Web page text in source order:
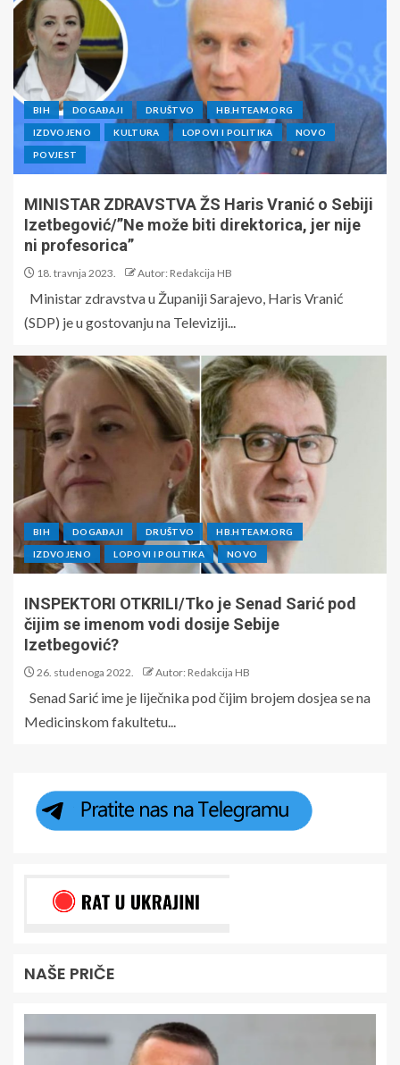
BIH DOGAĐAJI DRUŠTVO HB.HTEAM.ORG
IZDVOJENO KULTURA LOPOVI I POLITIKA NOVO
POVJEST
MINISTAR ZDRAVSTVA ŽS Haris Vranić o Sebiji
Izetbegović/”Ne može biti direktorica, jer nije
ni profesorica”
18. travnja 2023. Autor: Redakcija HB
Ministar zdravstva u Županiji Sarajevo, Haris Vranić
(SDP) je u gostovanju na Televiziji...
BIH DOGAĐAJI DRUŠTVO HB.HTEAM.ORG
IZDVOJENO LOPOVI I POLITIKA NOVO
INSPEKTORI OTKRILI/Tko je Senad Sarić pod
čijim se imenom vodi dosije Sebije
Izetbegović?
26. studenoga 2022. Autor: Redakcija HB
Senad Sarić ime je liječnika pod čijim brojem dosjea se na
Medicinskom fakultetu...
NAŠE PRIČE